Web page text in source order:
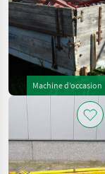
Machine d’occasion